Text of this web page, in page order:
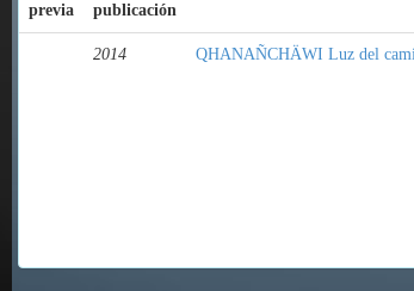
previa
publicación
2014 QHANAÑCHÄWI Luz del